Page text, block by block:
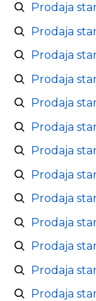
Prodaja
Prodaja
Prodaja
Prodaja
Prodaja
Prodaja
Prodaja
Prodaja
Prodaja
Prodaja
Prodaja
Prodaja
Prodaja